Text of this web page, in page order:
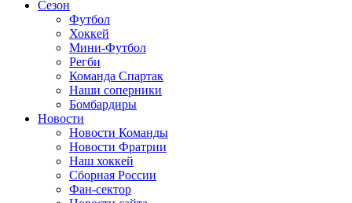
Сезон
Футбол
Хоккей
Мини-Футбол
Регби
Команда Спартак
Наши соперники
Бомбардиры
Новости
Новости Команды
Новости Фратрии
Наш хоккей
Сборная России
Фан-cектор